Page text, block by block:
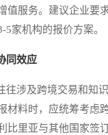
值服务。建议企业要
家机构的报价方案。
同效应
涉及跨境交易和知
材料时，应统筹考虑
比里亚与其他国家签